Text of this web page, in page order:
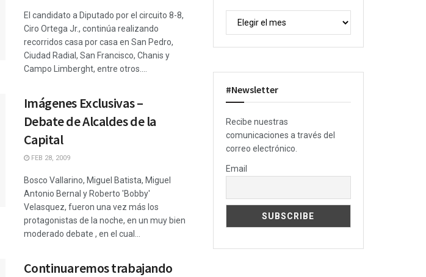
El candidato a Diputado por el circuito 8-8,
Ciro Ortega Jr., continúa realizando
recorridos casa por casa en San Pedro,
Ciudad Radial, San Francisco, Chanis y
Campo Limberght, entre otros....
Imágenes Exclusivas –
Debate de Alcaldes de la
Capital
FEB 28, 2009
Bosco Vallarino, Miguel Batista, Miguel
Antonio Bernal y Roberto 'Bobby'
Velasquez, fueron una vez más los
protagonistas de la noche, en un muy bien
moderado debate , en el cual...
Continuaremos trabajando
#Newsletter
Recibe nuestras
comunicaciones a través del
correo electrónico.
Email